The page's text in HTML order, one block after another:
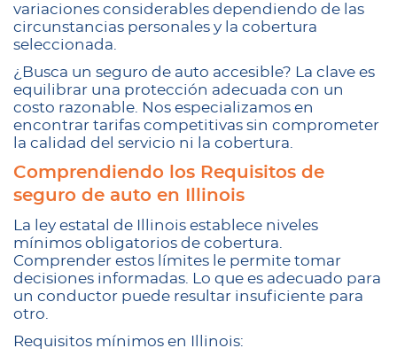
variaciones considerables dependiendo de las
circunstancias personales y la cobertura
seleccionada.
¿Busca un seguro de auto accesible? La clave es
equilibrar una protección adecuada con un
costo razonable. Nos especializamos en
encontrar tarifas competitivas sin comprometer
la calidad del servicio ni la cobertura.
Comprendiendo los Requisitos de
seguro de auto en Illinois
La ley estatal de Illinois establece niveles
mínimos obligatorios de cobertura.
Comprender estos límites le permite tomar
decisiones informadas. Lo que es adecuado para
un conductor puede resultar insuficiente para
otro.
Requisitos mínimos en Illinois: